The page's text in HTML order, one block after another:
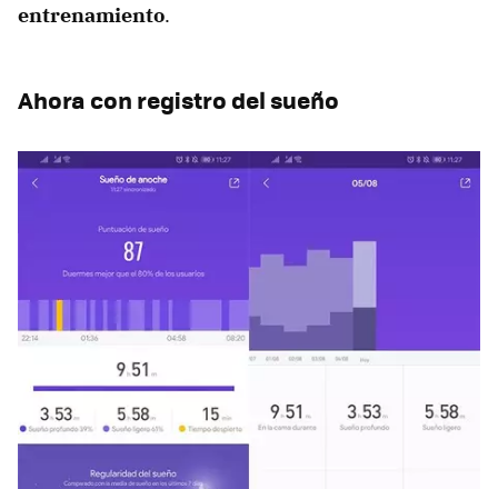
entrenamiento.
Ahora con registro del sueño